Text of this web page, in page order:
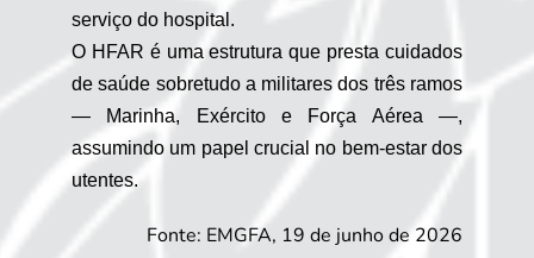
serviço do hospital.
O HFAR é uma estrutura que presta cuidados
de saúde sobretudo a militares dos três ramos
— Marinha, Exército e Força Aérea —,
assumindo um papel crucial no bem-estar dos
utentes.
Fonte: EMGFA, 19 de junho de 2026